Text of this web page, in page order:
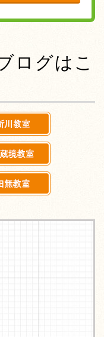
ログはこ